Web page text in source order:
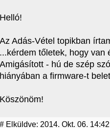
Helló!
Az Adás-Vétel topikban
...kérdem tőletek, hogy van
Amigásított - hú de szép
hiányában a firmware-t
Köszönöm!
# Elküldve: 2014. Okt. 06. 14:42